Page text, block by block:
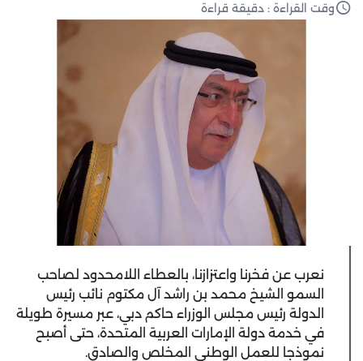
وقت القراءة : دقيقة قراءة
نعرب عن فخرنا واعتزازنا، بالعطاء اللامحدود لصاحب
السمو الشيخ محمد بن راشد آل مكتوم نائب رئيس
الدولة رئيس مجلس الوزراء حاكم دبي، عبر مسيرة طويلة
في خدمة دولة الإمارات العربية المتحدة، حتى أصبح
نموذجا للعمل الوطني المخلص والصادق.